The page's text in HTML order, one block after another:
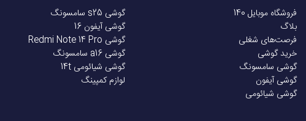
سیستم عامل
رابط کاربری
مقاوم در برابر گرد و غبار
فروشگاه موبایل 140
بلاگ
فرصت‌های شغلی
خرید گوشی
گوشی سامسونگ
گوشی آیفون
گوشی شیائومی
گوشی s25 سامسونگ
گوشی آیفون 16
گوشی Redmi Note 14 Pro
گوشی a16 سامسونگ
گوشی شیائومی 14t
لوازم کمپینگ